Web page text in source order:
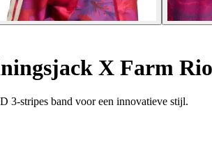
X Farm
3-stripes band voor een innovatieve stijl.